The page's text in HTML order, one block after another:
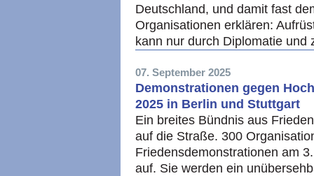
Deutschland, und damit fast
Organisationen erklären:
kann nur durch Diplomatie
07. September 2025
Demonstrationen gegen
2025 in Berlin und Stuttgart
Ein breites Bündnis aus
auf die Straße. 300
Friedensdemonstrationen am
auf. Sie werden ein